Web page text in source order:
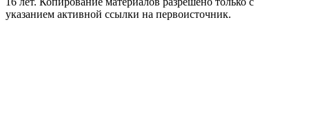
указанием активной ссылки на первоисточник.